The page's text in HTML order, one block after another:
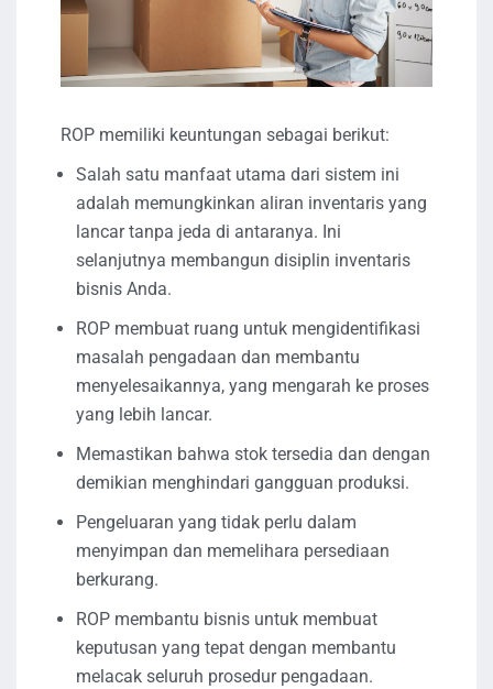
ROP memiliki keuntungan sebagai berikut:
Salah satu manfaat utama dari sistem ini
adalah memungkinkan aliran inventaris yang
lancar tanpa jeda di antaranya. Ini
selanjutnya membangun disiplin inventaris
bisnis Anda.
ROP membuat ruang untuk mengidentifikasi
masalah pengadaan dan membantu
menyelesaikannya, yang mengarah ke proses
yang lebih lancar.
Memastikan bahwa stok tersedia dan dengan
demikian menghindari gangguan produksi.
Pengeluaran yang tidak perlu dalam
menyimpan dan memelihara persediaan
berkurang.
ROP membantu bisnis untuk membuat
keputusan yang tepat dengan membantu
melacak seluruh prosedur pengadaan.